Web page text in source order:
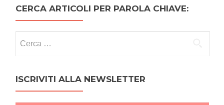
CERCA ARTICOLI PER PAROLA CHIAVE:
ISCRIVITI ALLA NEWSLETTER